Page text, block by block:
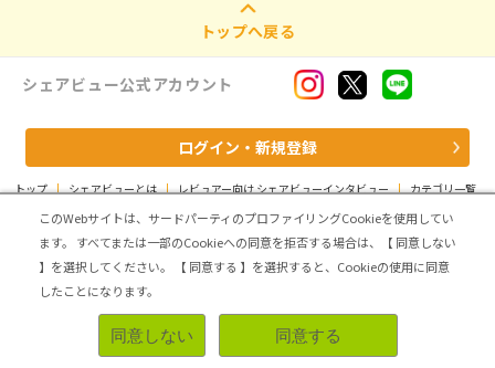
トップへ戻る
シェアビュー公式アカウント
ログイン・新規登録
トップ | シェアビューとは | レビュアー向け シェアビューインタビュー | カテゴリ一覧
運営会社 | 個人情報の取扱いについて | 利用規約 サイトマップ
Copyright (C) ASMARQ Co.,Ltd. All Rights Reserved.
このWebサイトは、サードパーティのプロファイリングCookieを使用してい
ます。
すべてまたは一部のCookieへの同意を拒否する場合は、【 同意しない
】を選択してください。
【 同意する 】を選択すると、Cookieの使用に同意
したことになります。
同意しない 同意する